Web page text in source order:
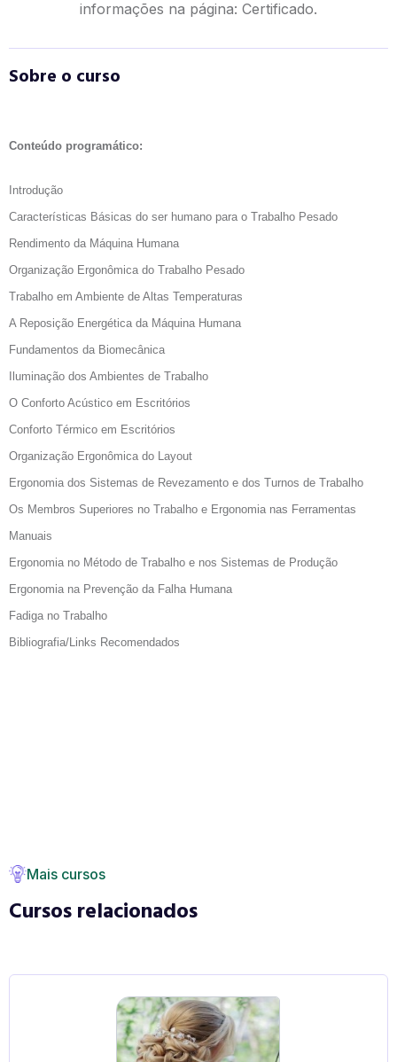
informações na página: Certificado.
Sobre o curso
Conteúdo programático:
Introdução
Características Básicas do ser humano para o Trabalho Pesado
Rendimento da Máquina Humana
Organização Ergonômica do Trabalho Pesado
Trabalho em Ambiente de Altas Temperaturas
A Reposição Energética da Máquina Humana
Fundamentos da Biomecânica
Iluminação dos Ambientes de Trabalho
O Conforto Acústico em Escritórios
Conforto Térmico em Escritórios
Organização Ergonômica do Layout
Ergonomia dos Sistemas de Revezamento e dos Turnos de Trabalho
Os Membros Superiores no Trabalho e Ergonomia nas Ferramentas
Manuais
Ergonomia no Método de Trabalho e nos Sistemas de Produção
Ergonomia na Prevenção da Falha Humana
Fadiga no Trabalho
Bibliografia/Links Recomendados
Mais cursos
Cursos relacionados